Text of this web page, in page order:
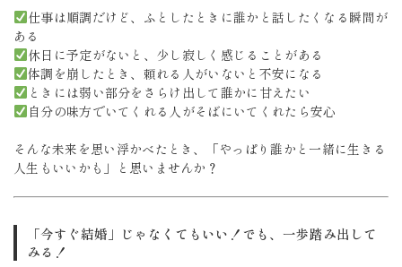
仕事は順調だけど、ふとしたときに誰かと話したくなる瞬間が
ある
休日に予定がないと、少し寂しく感じることがある
体調を崩したとき、頼れる人がいないと不安になる
ときには弱い部分をさらけ出して誰かに甘えたい
自分の味方でいてくれる人がそばにいてくれたら安心
そんな未来を思い浮かべたとき、「やっぱり誰かと一緒に生きる
人生もいいかも」と思いませんか？
「今すぐ結婚」じゃなくてもいい！でも、一歩踏み出して
みる！